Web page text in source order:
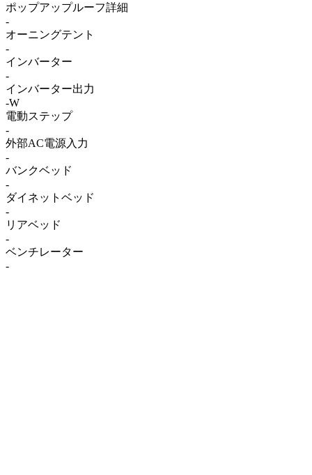
ポップアップルーフ詳細
-
オーニングテント
-
インバーター
-
インバーター出力
-W
電動ステップ
-
外部AC電源入力
-
バンクベッド
-
ダイネットベッド
-
リアベッド
-
ベンチレーター
-